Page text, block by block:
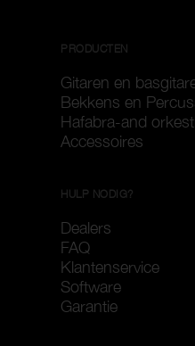
PRODUCTEN
Gitaren en
Bekkens en
Hafabra-and
Accessoires
HULP NODIG?
Dealers
FAQ
Klantenservice
Software
Garantie